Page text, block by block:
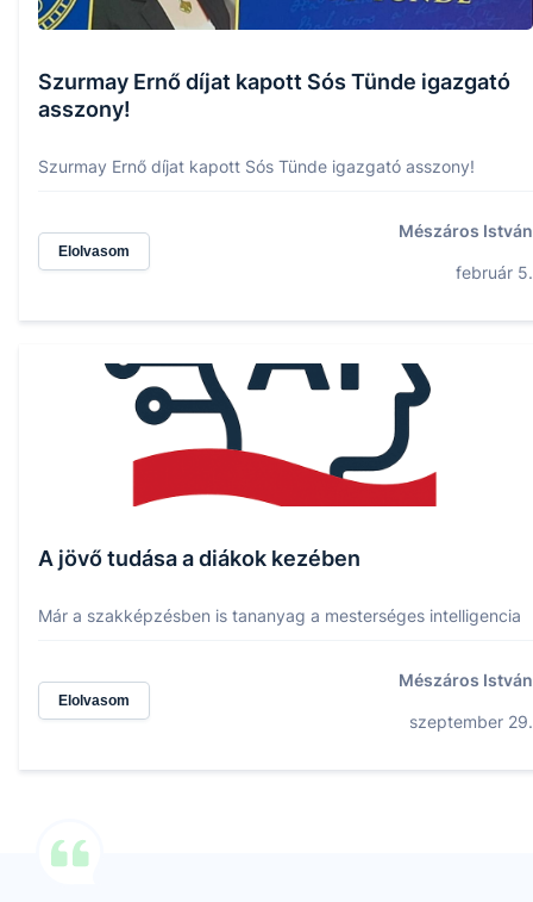
Szurmay Ernő díjat kapott Sós Tünde igazgató
asszony!
Szurmay Ernő díjat kapott Sós Tünde igazgató asszony!
Elolvasom
Mészáros István
február 5.
A jövő tudása a diákok kezében
Már a szakképzésben is tananyag a mesterséges intelligencia
Elolvasom
Mészáros István
szeptember 29.